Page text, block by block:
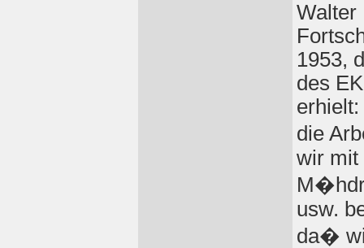
Walter
1953,
des
die
wir mit
usw.
da�